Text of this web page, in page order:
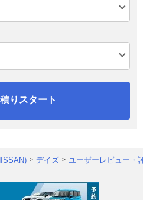
りスタート
デイズ ユーザーレビュー・